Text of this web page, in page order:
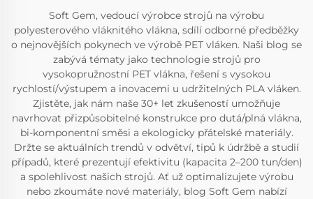
Soft Gem, vedoucí výrobce strojů na výrobu
polyesterového vláknitého vlákna, sdílí odborné předběžky
o nejnovějších pokynech ve výrobě PET vláken. Naši blog se
zabývá tématy jako technologie strojů pro
vysokopružnostní PET vlákna, řešení s vysokou
rychlostí/výstupem a inovacemi u udržitelných PLA vláken.
Zjistěte, jak nám naše 30+ let zkušeností umožňuje
navrhovat přizpůsobitelné konstrukce pro dutá/plná vlákna,
bi-komponentní směsi a ekologicky přátelské materiály.
Držte se aktuálních trendů v odvětví, tipů k údržbě a studií
případů, které prezentují efektivitu (kapacita 2–200 tun/den)
a spolehlivost našich strojů. Ať už optimalizujete výrobu
nebo zkoumáte nové materiály, blog Soft Gem nabízí